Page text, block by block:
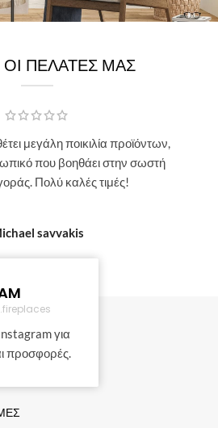
ΟΙ ΠΕΛΑΤΕΣ ΜΑΣ
μεγάλη ποικιλία προϊόντων,
που βοηθάει στην σωστή
Πολύ καλές τιμές!
savvakis
για
προσφορές.